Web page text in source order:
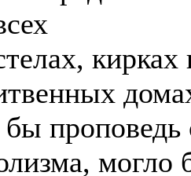
кирках
бы проповедь
могло